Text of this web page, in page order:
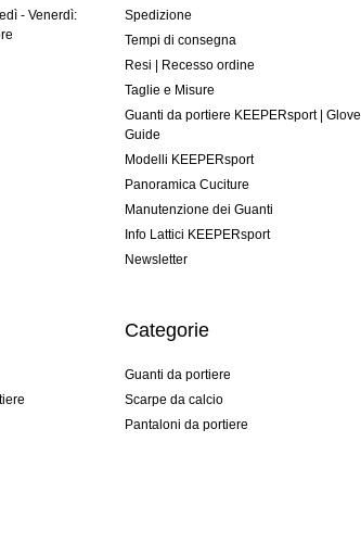
- Venerdì:
Spedizione
Tempi di consegna
Resi | Recesso ordine
Taglie e Misure
Guanti da portiere KEEPERsport | Glove
Guide
Modelli KEEPERsport
Panoramica Cuciture
Manutenzione dei Guanti
Info Lattici KEEPERsport
Newsletter
Categorie
Guanti da portiere
Scarpe da calcio
Pantaloni da portiere